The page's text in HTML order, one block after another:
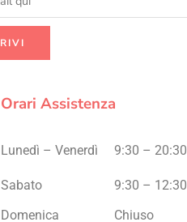
Orari Assistenza
Lunedì – Venerdì 9:30 – 20:30
Sabato 9:30 – 12:30
Domenica Chiuso